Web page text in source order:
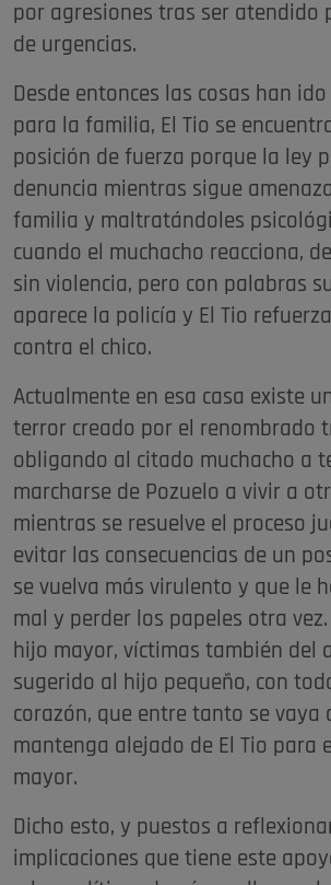
por agresiones tras ser atendido
de urgencias.
Desde entonces las cosas han
para la familia, El Tio se
posición de fuerza porque la ley
denuncia mientras sigue
familia y maltratándoles
cuando el muchacho reacciona,
sin violencia, pero con palabras
aparece la policía y El Tio
contra el chico.
Actualmente en esa casa existe
terror creado por el renombrado
obligando al citado muchacho a
marcharse de Pozuelo a vivir a
mientras se resuelve el proceso
evitar las consecuencias de un
se vuelva más virulento y que le
mal y perder los papeles otra vez.
hijo mayor, víctimas también del
sugerido al hijo pequeño, con
corazón, que entre tanto se vaya
mantenga alejado de El Tio para
mayor.
Dicho esto, y puestos a
implicaciones que tiene este